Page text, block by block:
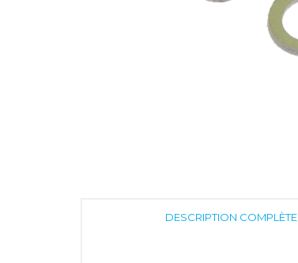
DESCRIPTION COMPLÈTE